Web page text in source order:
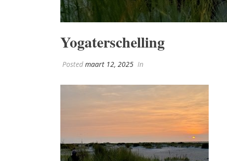
Yogaterschelling
Posted maart 12, 2025 In